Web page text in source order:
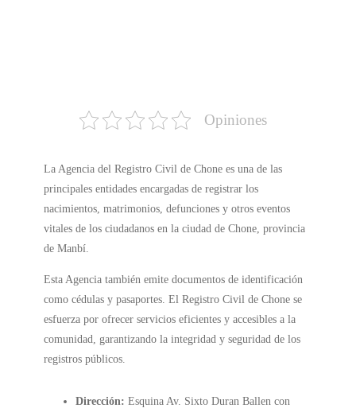
Opiniones
La Agencia del Registro Civil de Chone es una de las
principales entidades encargadas de registrar los
nacimientos, matrimonios, defunciones y otros eventos
vitales de los ciudadanos en la ciudad de Chone, provincia
de Manbí.
Esta Agencia también emite documentos de identificación
como cédulas y pasaportes. El Registro Civil de Chone se
esfuerza por ofrecer servicios eficientes y accesibles a la
comunidad, garantizando la integridad y seguridad de los
registros públicos.
Dirección: Esquina Av. Sixto Duran Ballen con